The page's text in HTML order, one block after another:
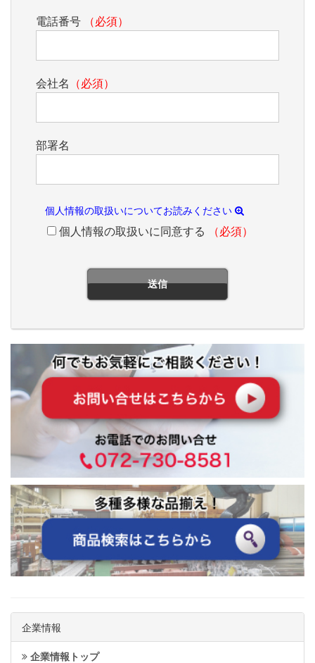
電話番号 （必須）
会社名 （必須）
部署名
個人情報の取扱いについてお読みください
個人情報の取扱いに同意する （必須）
企業情報
企業情報トップ